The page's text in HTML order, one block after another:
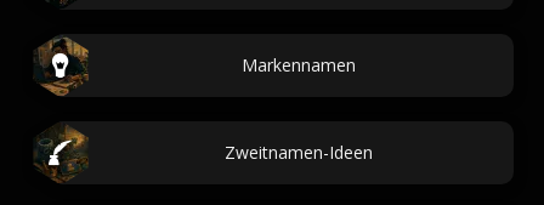
Markennamen
Zweitnamen-Ideen